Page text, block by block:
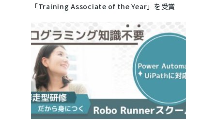
「Training Associate of the Year」を受賞